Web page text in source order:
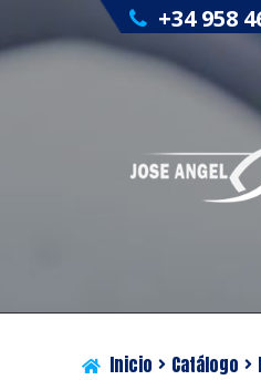
+34 958
Inicio Catálogo